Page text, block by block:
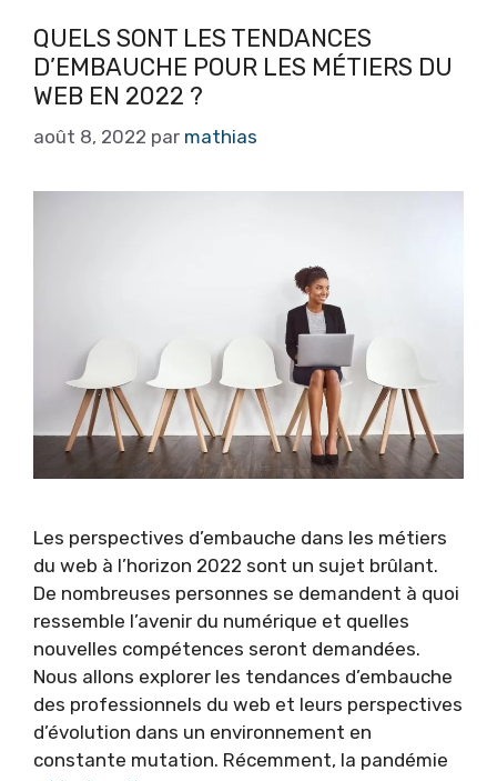
QUELS SONT LES TENDANCES
D’EMBAUCHE POUR LES MÉTIERS DU
WEB EN 2022 ?
août 8, 2022 par mathias
Les perspectives d’embauche dans les métiers
du web à l’horizon 2022 sont un sujet brûlant.
De nombreuses personnes se demandent à quoi
ressemble l’avenir du numérique et quelles
nouvelles compétences seront demandées.
Nous allons explorer les tendances d’embauche
des professionnels du web et leurs perspectives
d’évolution dans un environnement en
constante mutation. Récemment, la pandémie